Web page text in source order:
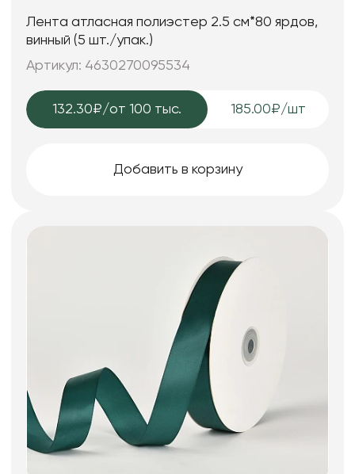
Лента атласная полиэстер 2.5 см*80 ярдов,
винный (5 шт./упак.)
Артикул: 4630270095534
132.30₽/от 100 тыс. 185.00₽/шт
Добавить в корзину